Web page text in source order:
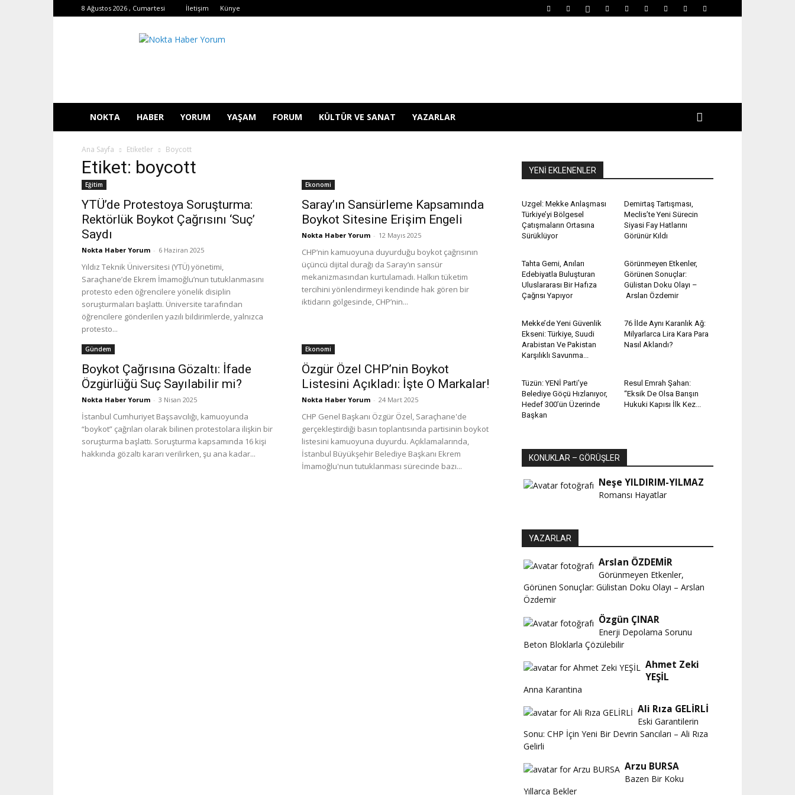
8 Ağustos 2026 , Cumartesi İletişim Künye
NOKTA HABER YORUM YAŞAM FORUM KÜLTÜR VE SANAT YAZARLAR
Ana Sayfa Etiketler Boycott
Etiket: boycott
Eğitim
YTÜ’de Protestoya Soruşturma:
Rektörlük Boykot Çağrısını ‘Suç’
Saydı
Nokta Haber Yorum - 6 Haziran 2025
Yıldız Teknik Üniversitesi (YTÜ) yönetimi,
Saraçhane’de Ekrem İmamoğlu’nun tutuklanmasını
protesto eden öğrencilere yönelik disiplin
soruşturmaları başlattı. Üniversite tarafından
öğrencilere gönderilen yazılı bildirimlerde, yalnızca
protesto...
Ekonomi
Saray’ın Sansürleme Kapsamında
Boykot Sitesine Erişim Engeli
Nokta Haber Yorum - 12 Mayıs 2025
CHP’nin kamuoyuna duyurduğu boykot çağrısının
üçüncü dijital durağı da Saray’ın sansür
mekanizmasından kurtulamadı. Halkın tüketim
tercihini yönlendirmeyi kendinde hak gören bir
iktidarın gölgesinde, CHP’nin...
Gündem
Boykot Çağrısına Gözaltı: İfade
Özgürlüğü Suç Sayılabilir mi?
Nokta Haber Yorum - 3 Nisan 2025
İstanbul Cumhuriyet Başsavcılığı, kamuoyunda
“boykot” çağrıları olarak bilinen protestolara ilişkin bir
soruşturma başlattı. Soruşturma kapsamında 16 kişi
hakkında gözaltı kararı verilirken, şu ana kadar...
Ekonomi
Özgür Özel CHP’nin Boykot
Listesini Açıkladı: İşte O Markalar!
Nokta Haber Yorum - 24 Mart 2025
CHP Genel Başkanı Özgür Özel, Saraçhane'de
gerçekleştirdiği basın toplantısında partisinin boykot
listesini kamuoyuna duyurdu. Açıklamalarında,
İstanbul Büyükşehir Belediye Başkanı Ekrem
İmamoğlu'nun tutuklanması sürecinde bazı...
YENİ EKLENENLER
Uzgel: Mekke Anlaşması
Türkiye’yi Bölgesel
Çatışmaların Ortasına
Sürüklüyor
Demirtaş Tartışması,
Meclis’te Yeni Sürecin
Siyasi Fay Hatlarını
Görünür Kıldı
Tahta Gemi, Anıları
Edebiyatla Buluşturan
Uluslararası Bir Hafıza
Çağrısı Yapıyor
Görünmeyen Etkenler,
Görünen Sonuçlar:
Gülistan Doku Olayı –
Arslan Özdemir
Mekke’de Yeni Güvenlik
Ekseni: Türkiye, Suudi
Arabistan Ve Pakistan
Karşılıklı Savunma...
76 İlde Aynı Karanlık Ağ:
Milyarlarca Lira Kara Para
Nasıl Aklandı?
Tüzün: YENİ Parti’ye
Belediye Göçü Hızlanıyor,
Hedef 300’ün Üzerinde
Başkan
Resul Emrah Şahan:
“Eksik De Olsa Barışın
Hukuki Kapısı İlk Kez...
KONUKLAR – GÖRÜŞLER
Neşe YILDIRIM-YILMAZ
Romansı Hayatlar
YAZARLAR
Arslan ÖZDEMİR
Görünmeyen Etkenler,
Görünen Sonuçlar: Gülistan Doku Olayı – Arslan
Özdemir
Özgün ÇINAR
Enerji Depolama Sorunu
Beton Bloklarla Çözülebilir
Ahmet Zeki
YEŞİL
Anna Karantina
Ali Rıza GELİRLİ
Eski Garantilerin
Sonu: CHP İçin Yeni Bir Devrin Sancıları – Ali Rıza
Gelirli
Arzu BURSA
Bazen Bir Koku
Yıllarca Bekler